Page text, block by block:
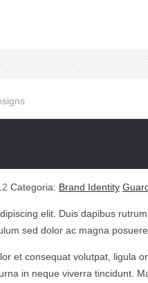
Categoria: Brand Identity
elit. Duis dapibus
sed dolor ac magna
et consequat volutpat, ligula
in neque viverra tincidunt.